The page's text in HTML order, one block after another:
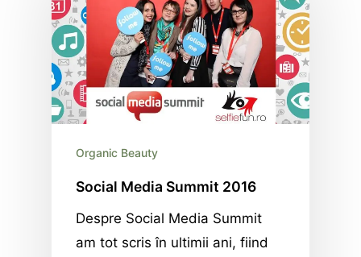
Organic Beauty
Social Media Summit 2016
Despre Social Media Summit
am tot scris în ultimii ani, fiind